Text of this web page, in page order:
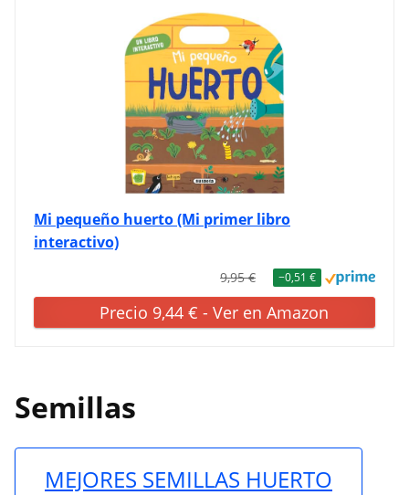
Mi pequeño huerto (Mi primer libro
interactivo)
9,95 € −0,51 €
Precio 9,44 € - Ver en Amazon
Semillas
MEJORES SEMILLAS HUERTO